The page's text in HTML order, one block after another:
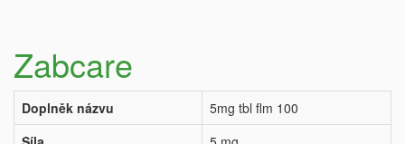
Zabcare
Doplněk názvu
5mg tbl flm 100